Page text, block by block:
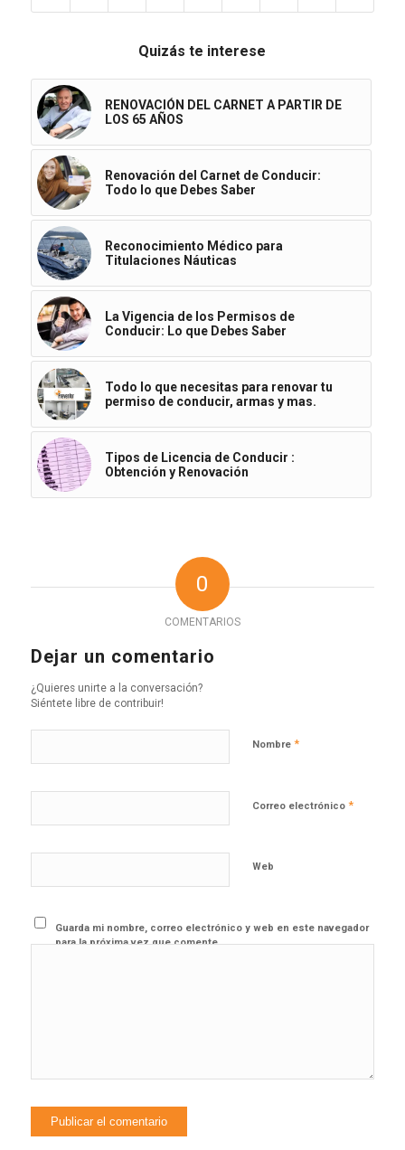
Quizás te interese
RENOVACIÓN DEL CARNET A PARTIR DE
LOS 65 AÑOS
Renovación del Carnet de Conducir:
Todo lo que Debes Saber
Reconocimiento Médico para
Titulaciones Náuticas
La Vigencia de los Permisos de
Conducir: Lo que Debes Saber
Todo lo que necesitas para renovar tu
permiso de conducir, armas y mas.
Tipos de Licencia de Conducir :
Obtención y Renovación
0
COMENTARIOS
Dejar un comentario
¿Quieres unirte a la conversación?
Siéntete libre de contribuir!
Nombre *
Correo electrónico *
Web
Guarda mi nombre, correo electrónico y web en este navegador
para la próxima vez que comente.